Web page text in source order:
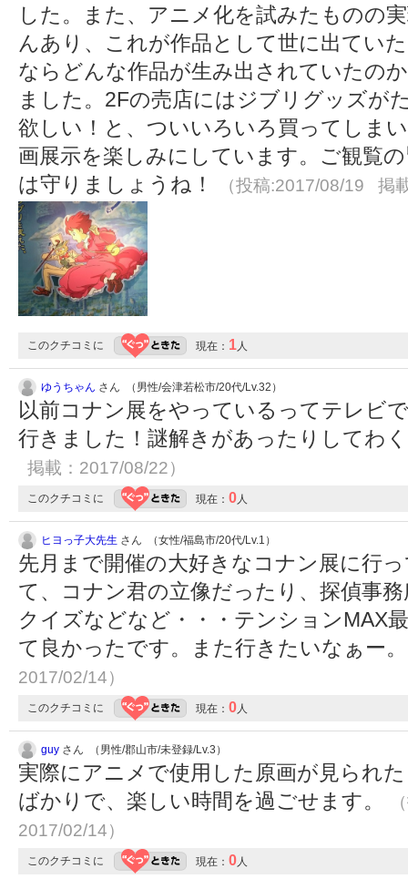
した。また、アニメ化を試みたものの
んあり、これが作品として世に出てい
ならどんな作品が生み出されていたの
ました。2Fの売店にはジブリグッズが
欲しい！と、ついいろいろ買ってしま
画展示を楽しみにしています。ご観覧
は守りましょうね！
（投稿:2017/08/19 掲
このクチコミに 現在： 1人
ゆうちゃん さん （男性/会津若松市/20代/Lv.32）
以前コナン展をやっているってテレビ
行きました！謎解きがあったりしてわ
掲載：2017/08/22）
このクチコミに 現在： 0人
ヒヨっ子大先生 さん （女性/福島市/20代/Lv.1）
先月まで開催の大好きなコナン展に行
て、コナン君の立像だったり、探偵事
クイズなどなど・・・テンションMAX
て良かったです。また行きたいなぁー
2017/02/14）
このクチコミに 現在： 0人
guy さん （男性/郡山市/未登録/Lv.3）
実際にアニメで使用した原画が見られ
ばかりで、楽しい時間を過ごせます。
2017/02/14）
このクチコミに 現在： 0人